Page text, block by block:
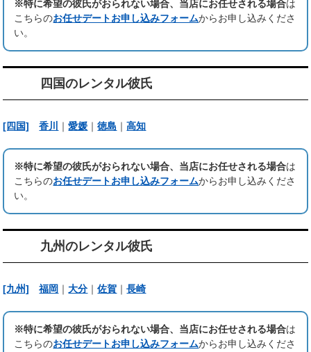
※特に希望の彼氏がおられない場合、当店にお任せされる場合は
こちらのお任せデートお申し込みフォームからお申し込みくださ
い。
四国のレンタル彼氏
[四国] 香川 ｜愛媛 ｜徳島 ｜高知
※特に希望の彼氏がおられない場合、当店にお任せされる場合は
こちらのお任せデートお申し込みフォームからお申し込みくださ
い。
九州のレンタル彼氏
[九州] 福岡 ｜大分 ｜佐賀 ｜長崎
※特に希望の彼氏がおられない場合、当店にお任せされる場合は
こちらのお任せデートお申し込みフォームからお申し込みくださ